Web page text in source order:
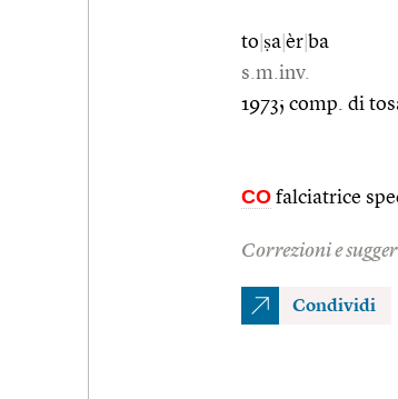
to ṣa èr ba
s.m.inv.
1973; comp. di
CO falciatrice
Correzioni e
Condividi